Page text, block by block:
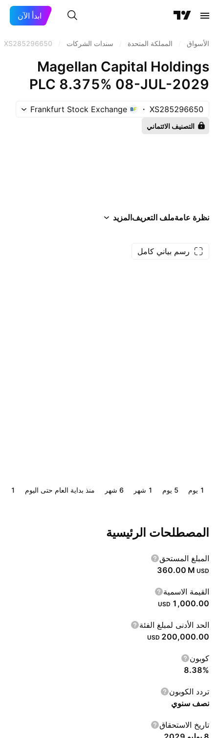
ابدأ الآن
الأسواق المملكة المتحدة سندات الشركات XS285296650
Magellan Capital Holdings
PLC 8.375% 08-JUL-2029
XS285296650
Frankfurt Stock Exchange
التصنيف الائتماني
نظرة عامةملف التعريفالمزيد
رسم بياني كامل
‎‎1‎ يوم ‎‎5‎ يوم ‎1‎ شهر ‎6‎ شهر منذ بداية العام حتى اليوم ‎1‎ سنة
المصطلحات الرئيسية
المبلغ المستحق
‪360.00 M‬ USD
القيمة الاسمية
1,000.00
USD
الحد الأدنى لمبلغ الفئة
200,000.00
USD
كوبون
8.38%
تردد الكوبون
نصف سنوي
تاريخ الاستحقاق